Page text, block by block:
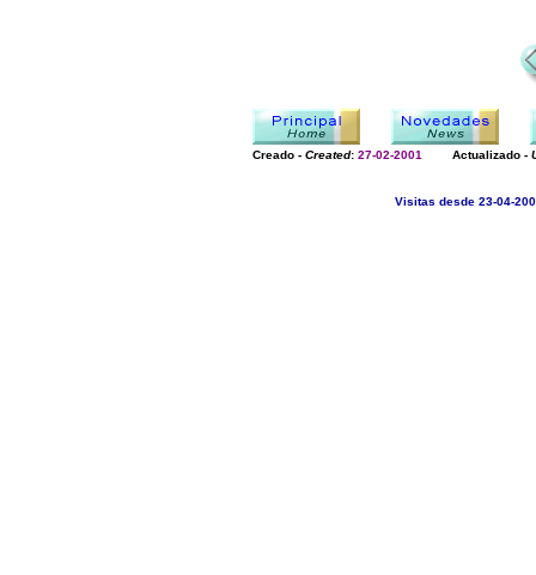
Creado - Created: 27-02-2001 Actualizado -
Visitas desde 23-04-